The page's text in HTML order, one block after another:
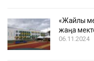
«Жайлы
жаңа
06.11.2024